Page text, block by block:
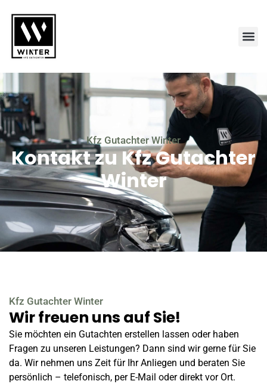
Kfz Gutachter Winter
Kontakt zu Kfz Gutachter
Winter
Kfz Gutachter Winter
Wir freuen uns auf Sie!
Sie möchten ein Gutachten erstellen lassen oder haben
Fragen zu unseren Leistungen? Dann sind wir gerne für Sie
da. Wir nehmen uns Zeit für Ihr Anliegen und beraten Sie
persönlich – telefonisch, per E-Mail oder direkt vor Ort.